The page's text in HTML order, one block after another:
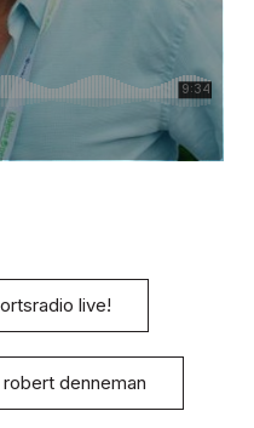
live!
robert denneman